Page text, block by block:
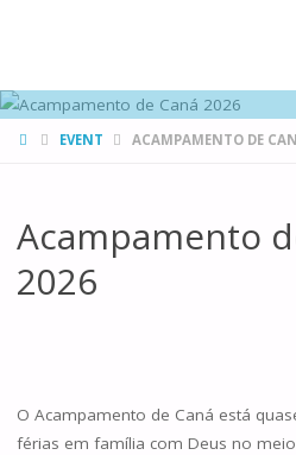
HOMEEVENT ACAMPAMENTO DE
Acampamento
2026
O Acampamento de Caná está
férias em família com Deus no